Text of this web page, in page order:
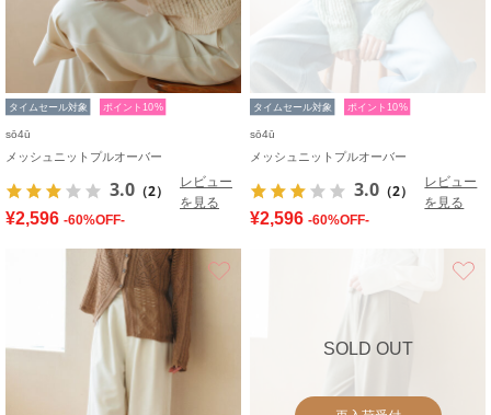
タイムセール対象 ポイント10%
sō4ū
メッシュニットプルオーバー
3.0 （2）
レビュー
を見る
¥2,596 -60%OFF-
タイムセール対象 ポイント10%
sō4ū
メッシュニットプルオーバー
3.0 （2）
レビュー
を見る
¥2,596 -60%OFF-
SOLD OUT